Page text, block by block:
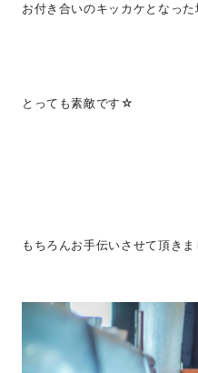
お付き合いのキッカケとなった
とっても素敵です☆
もちろんお手伝いさせて頂きま